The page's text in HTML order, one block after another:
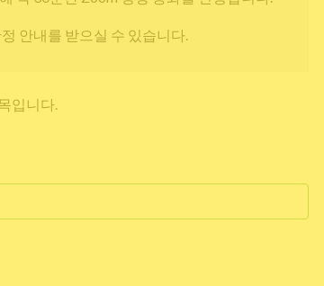
안내를 받으실 수 있습니다.
입니다.